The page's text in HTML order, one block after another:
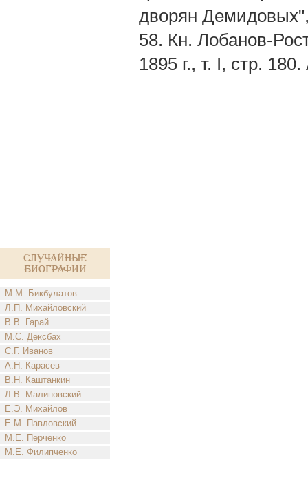
Случайные
биографии
М.М. Бикбулатов
Л.П. Михайловский
В.В. Гарай
М.С. Дексбах
С.Г. Иванов
А.Н. Карасев
В.Н. Каштанкин
Л.В. Малиновский
Е.Э. Михайлов
Е.М. Павловский
М.Е. Перченко
М.Е. Филипченко
дворян
58. Кн. Лобанов-
1895 г., т. I, стр.